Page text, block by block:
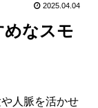
2025.04.04
めなスモ
人脈を活かせ